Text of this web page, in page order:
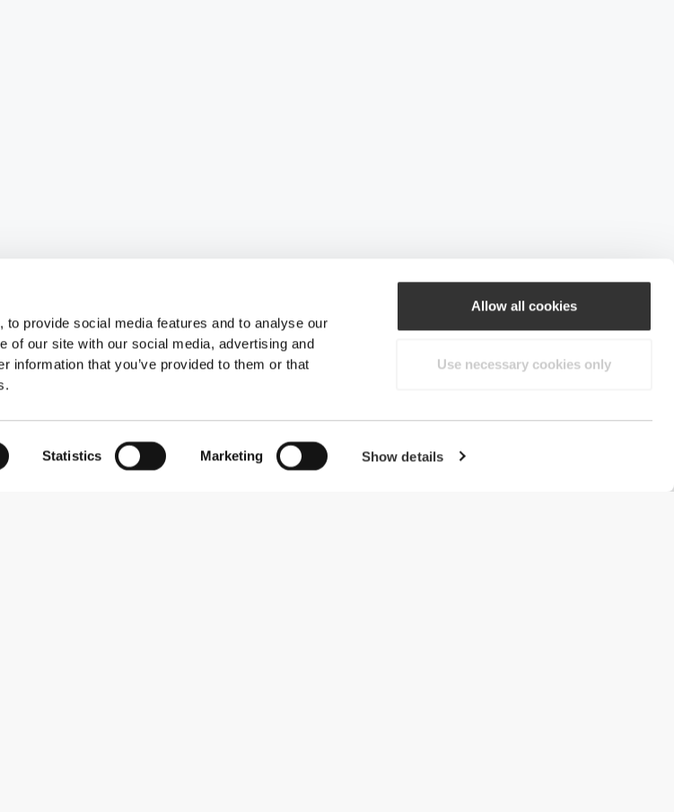
provide social media features and to analyse our
of our site with our social media, advertising and
information that you’ve provided to them or that
Statistics Marketing Show details
Allow all cookies
Use necessary cookies only